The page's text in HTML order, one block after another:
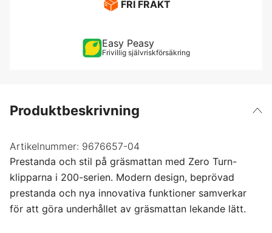
FRI FRAKT
Easy Peasy
Frivillig självriskförsäkring
Produktbeskrivning
Artikelnummer: 9676657-04
Prestanda och stil på gräsmattan med Zero Turn-
klipparna i 200-serien. Modern design, beprövad
prestanda och nya innovativa funktioner samverkar
för att göra underhållet av gräsmattan lekande lätt.